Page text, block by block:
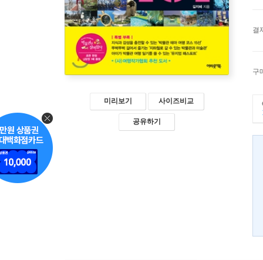
미리보기 사이즈비교
공유하기
결
구